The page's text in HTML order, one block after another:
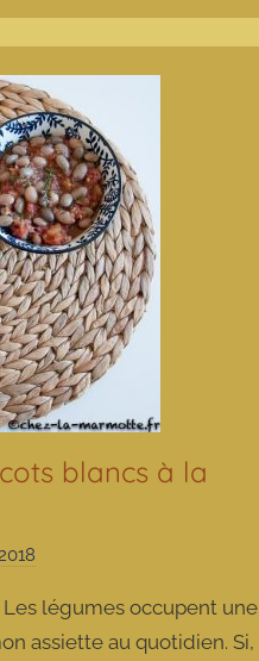
blancs à la
r
m
légumes occupent une
assiette au quotidien. Si,